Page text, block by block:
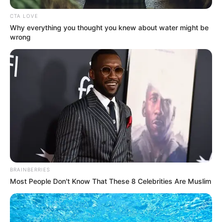
Εύβοια: Θρήνος για παλικάρι που δεν
κατάφερε να κρατηθεί στην ζωή
Σοβαρό τροχαίο στην Εύβοια: Ώρες αγωνίας
για γυναίκα
Ακολουθήστε το evianews.com στο
Google
ΤΑ ΠΙΟ ΔΗΜΟΦΙΛΗ
CTA LOVE
Why everything you thought you knew about water might be
wrong
BRAINBERRIES
Most People Don't Know That These 8 Celebrities Are Muslim